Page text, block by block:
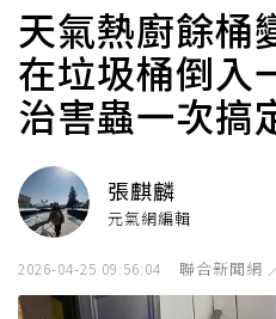
天氣熱廚餘桶
在垃圾桶倒入
治害蟲一次搞
張麒麟
元氣網編輯
2026-04-25 09:56:04 聯合新聞網